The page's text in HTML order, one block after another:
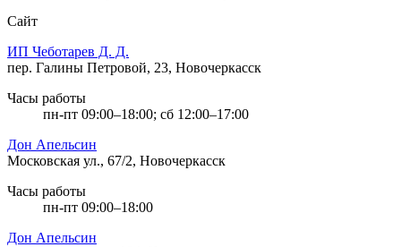
Сайт
ИП Чеботарев Д. Д.
пер. Галины Петровой, 23, Новочеркасск
Часы работы
пн-пт 09:00–18:00; сб 12:00–17:00
Дон Апельсин
Московская ул., 67/2, Новочеркасск
Часы работы
пн-пт 09:00–18:00
Дон Апельсин